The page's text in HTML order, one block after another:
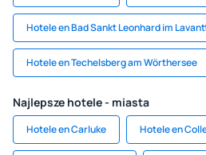
Hotele en Bad Sankt Leonhard im
Hotele en Techelsberg am Wörthersee
Najlepsze hotele - miasta
Hotele en Carluke Hotele en